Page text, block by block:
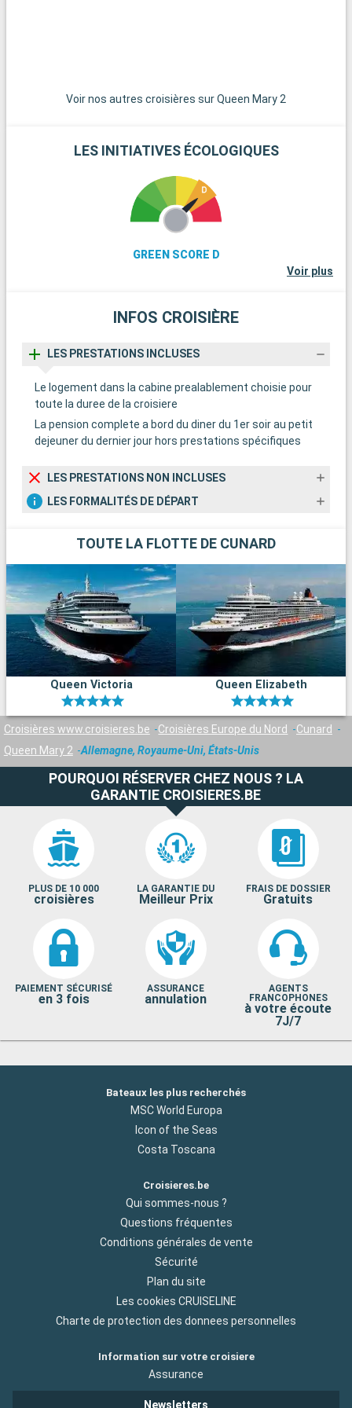
Voir nos autres croisières sur Queen Mary 2
LES INITIATIVES ÉCOLOGIQUES
GREEN SCORE D
Voir plus
INFOS CROISIÈRE
LES PRESTATIONS INCLUSES
Le logement dans la cabine prealablement choisie pour
toute la duree de la croisiere
La pension complete a bord du diner du 1er soir au petit
dejeuner du dernier jour hors prestations spécifiques
LES PRESTATIONS NON INCLUSES
LES FORMALITÉS DE DÉPART
TOUTE LA FLOTTE DE CUNARD
Queen Victoria Queen Elizabeth
Croisières www.croisieres.be Croisières Europe du Nord
Cunard
Queen Mary 2
Allemagne, Royaume-Uni, États-Unis
POURQUOI RÉSERVER CHEZ NOUS ? LA
GARANTIE CROISIERES.BE
PLUS DE 10 000
croisières
LA GARANTIE DU
Meilleur Prix
FRAIS DE DOSSIER
Gratuits
PAIEMENT SÉCURISÉ
en 3 fois
ASSURANCE
annulation
AGENTS
FRANCOPHONES
à votre écoute
7J/7
Bateaux les plus recherchés
MSC World Europa
Icon of the Seas
Costa Toscana
Croisieres.be
Qui sommes-nous ?
Questions fréquentes
Conditions générales de vente
Sécurité
Plan du site
Les cookies CRUISELINE
Charte de protection des donnees personnelles
Information sur votre croisiere
Assurance
Newsletters